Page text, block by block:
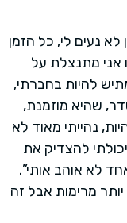
נעים לי, כל הזמן
אני מתנצלת על
להיות בחברתי,
שהיא מוזמנת,
נהייתי מאוד לא
להצדיק את
לא אוהב אותי”.
מרימות אבל זה